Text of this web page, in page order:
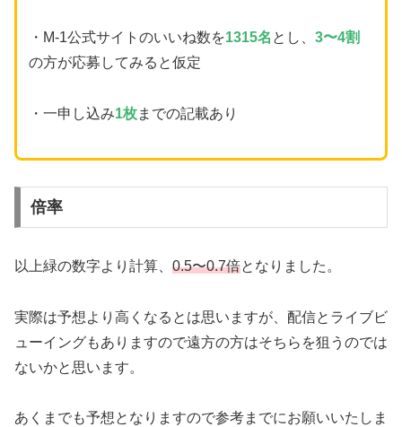
・M-1公式サイトのいいね数を1315名 とし、 3〜4割
の方が応募してみると仮定
・一申し込み1枚までの記載あり
倍率
以上緑の数字より計算、 0.5〜0.7倍となりました。
実際は予想より高くなるとは思いますが、配信とライブビ
ューイングもありますので遠方の方はそちらを狙うのでは
ないかと思います。
あくまでも予想となりますので参考までにお願いいたしま